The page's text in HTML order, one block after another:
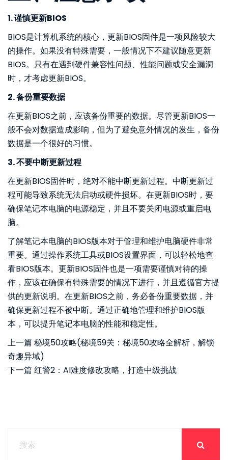
1. 谨慎更新BIOS
BIOS是计算机系统的核心，更新BIOS固件是一项风险较大
的操作。如果没有特殊需要，一般情况下不建议随意更新
BIOS。只有在遇到硬件兼容性问题、性能问题或安全漏洞
时，才考虑更新BIOS。
2. 备份重要数据
在更新BIOS之前，应该备份重要的数据。尽管更新BIOS一
般不会对数据造成影响，但为了避免意外情况的发生，备份
数据是一个很好的习惯。
3. 不要中断更新过程
在更新BIOS固件时，绝对不能中断更新过程。中断更新过
程可能导致系统无法启动或硬件损坏。在更新BIOS时，要
确保笔记本电脑的电源稳定，并且不要关闭电源或重启电
脑。
了解笔记本电脑的BIOS版本对于管理和维护电脑硬件非常
重要。通过操作系统工具或BIOS设置界面，可以轻松地查
看BIOS版本。更新BIOS固件也是一项需要谨慎对待的操
作，应该在确保有特殊需要的情况下进行，并且遵循官方提
供的更新说明。在更新BIOS之前，务必备份重要数据，并
确保更新过程不被中断。通过正确地管理和维护BIOS版
本，可以提升笔记本电脑的性能和稳定性。
上一篇 秘境50攻略(秘境59关：秘境50攻略全解析，解锁
奇趣异域)
下一篇 红警2：AI难度修改攻略，打造中级挑战